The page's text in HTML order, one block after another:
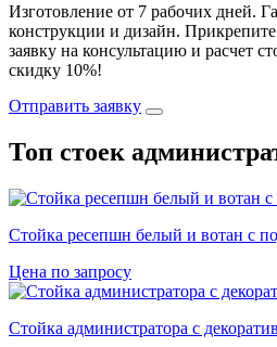
Изготовление от 7 рабочих дней.
конструкции и дизайн. Прикрепите
заявку на консультацию и расчет
скидку 10%!
Отправить заявку
Топ стоек
Стойка ресепшн белый и вотан с
Цена по запросу
Стойка администратора с